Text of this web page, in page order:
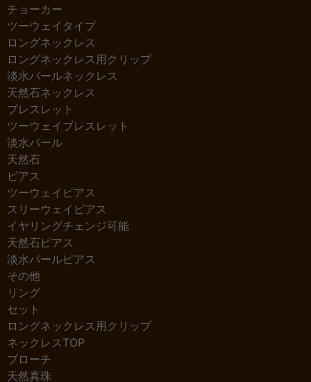
チョーカー
ツーウェイタイプ
ロングネックレス
ロングネックレス用クリップ
淡水パールネックレス
天然石ネックレス
ブレスレット
ツーウェイブレスレット
淡水パール
天然石
ピアス
ツーウェイピアス
スリーウェイピアス
イヤリングチェンジ可能
天然石ピアス
淡水パールピアス
その他
リング
セット
ロングネックレス用クリップ
ネックレスTOP
ブローチ
天然真珠